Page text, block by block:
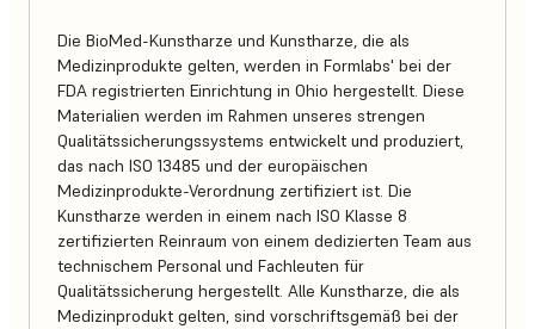
Die BioMed-Kunstharze und Kunstharze, die als
Medizinprodukte gelten, werden in Formlabs' bei der
FDA registrierten Einrichtung in Ohio hergestellt. Diese
Materialien werden im Rahmen unseres strengen
Qualitätssicherungssystems entwickelt und produziert,
das nach ISO 13485 und der europäischen
Medizinprodukte-Verordnung zertifiziert ist. Die
Kunstharze werden in einem nach ISO Klasse 8
zertifizierten Reinraum von einem dedizierten Team aus
technischem Personal und Fachleuten für
Qualitätssicherung hergestellt. Alle Kunstharze, die als
Medizinprodukt gelten, sind vorschriftsgemäß bei der